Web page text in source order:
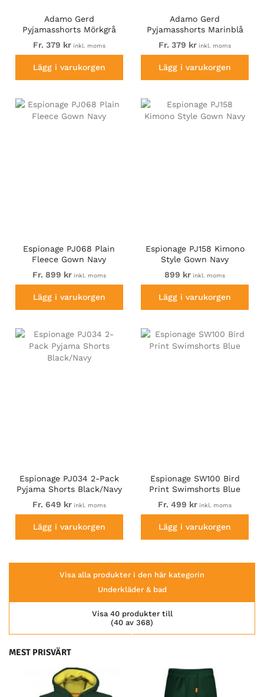
Adamo Gerd
Pyjamasshorts Mörkgrå
Fr. 379 krinkl. moms
Lägg i varukorgen
Adamo Gerd
Pyjamasshorts Marinblå
Fr. 379 kr inkl. moms
Lägg i varukorgen
Espionage PJ068 Plain
Fleece Gown Navy
Fr. 899 krinkl. moms
Lägg i varukorgen
Espionage PJ158 Kimono
Style Gown Navy
899 kr inkl. moms
Lägg i varukorgen
Espionage PJ034 2-Pack
Pyjama Shorts Black/Navy
Fr. 649 krinkl. moms
Lägg i varukorgen
Espionage SW100 Bird
Print Swimshorts Blue
Fr. 499 kr inkl. moms
Lägg i varukorgen
Visa alla produkter i den här kategorin
Underkläder & bad
(40 av 368)
Visa 40 produkter till
MEST PRISVÄRT